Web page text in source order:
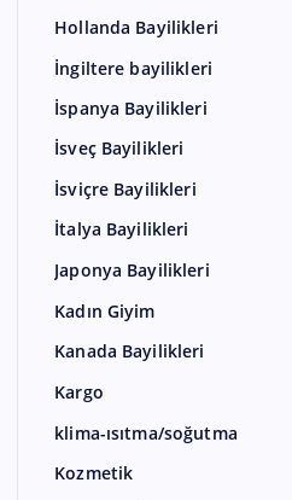
Hollanda Bayilikleri
İngiltere bayilikleri
İspanya Bayilikleri
İsveç Bayilikleri
İsviçre Bayilikleri
İtalya Bayilikleri
Japonya Bayilikleri
Kadın Giyim
Kanada Bayilikleri
Kargo
klima-ısıtma/soğutma
Kozmetik